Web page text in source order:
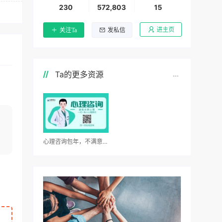
230 572,803 15
关注Ta 发私信 进主页
Ta的更多资源
心理咨询包年，不满意全额退/无效全额退